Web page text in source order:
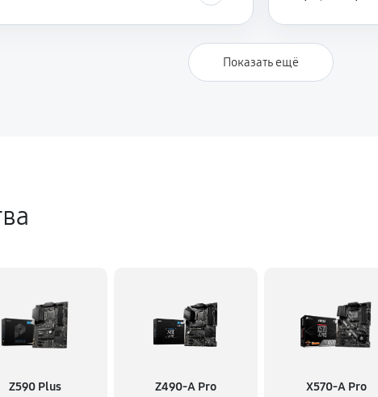
Показать ещё
Z590 Plus Z490-A Pro X570-A Pro